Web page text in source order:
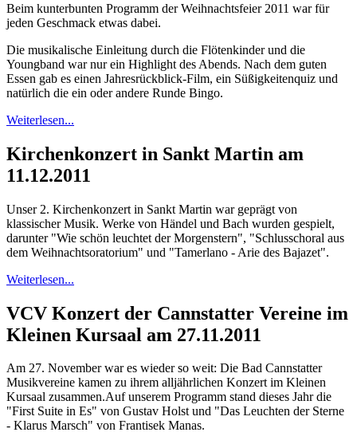
Beim kunterbunten Programm der Weihnachtsfeier 2011 war für
jeden Geschmack etwas dabei.
Die musikalische Einleitung durch die Flötenkinder und die
Youngband war nur ein Highlight des Abends. Nach dem guten
Essen gab es einen Jahresrückblick-Film, ein Süßigkeitenquiz und
natürlich die ein oder andere Runde Bingo.
Weiterlesen...
Kirchenkonzert in Sankt Martin am
11.12.2011
Unser 2. Kirchenkonzert in Sankt Martin war geprägt von
klassischer Musik. Werke von Händel und Bach wurden gespielt,
darunter "Wie schön leuchtet der Morgenstern", "Schlusschoral aus
dem Weihnachtsoratorium" und "Tamerlano - Arie des Bajazet".
Weiterlesen...
VCV Konzert der Cannstatter Vereine im
Kleinen Kursaal am 27.11.2011
Am 27. November war es wieder so weit: Die Bad Cannstatter
Musikvereine kamen zu ihrem alljährlichen Konzert im Kleinen
Kursaal zusammen.Auf unserem Programm stand dieses Jahr die
"First Suite in Es" von Gustav Holst und "Das Leuchten der Sterne
- Klarus Marsch" von Frantisek Manas.